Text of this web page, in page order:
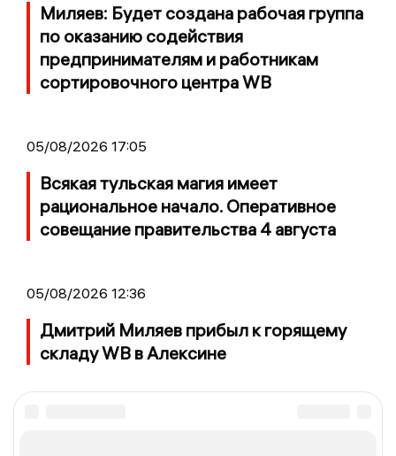
Миляев: Будет создана рабочая группа
по оказанию содействия
предпринимателям и работникам
сортировочного центра WB
05/08/2026 17:05
Всякая тульская магия имеет
рациональное начало. Оперативное
совещание правительства 4 августа
05/08/2026 12:36
Дмитрий Миляев прибыл к горящему
складу WB в Алексине